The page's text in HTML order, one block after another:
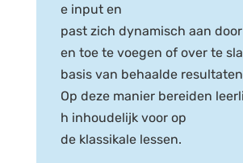
e input en
past zich dynamisch aan
en toe te voegen of over te
basis van behaalde
Op deze manier bereiden
h inhoudelijk voor op
de klassikale lessen.